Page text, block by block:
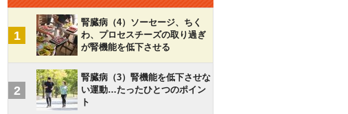
1
腎臓病（4）ソーセージ、ちく
わ、プロセスチーズの取り過ぎ
が腎機能を低下させる
2
腎臓病（3）腎機能を低下させな
い運動…たったひとつのポイン
ト